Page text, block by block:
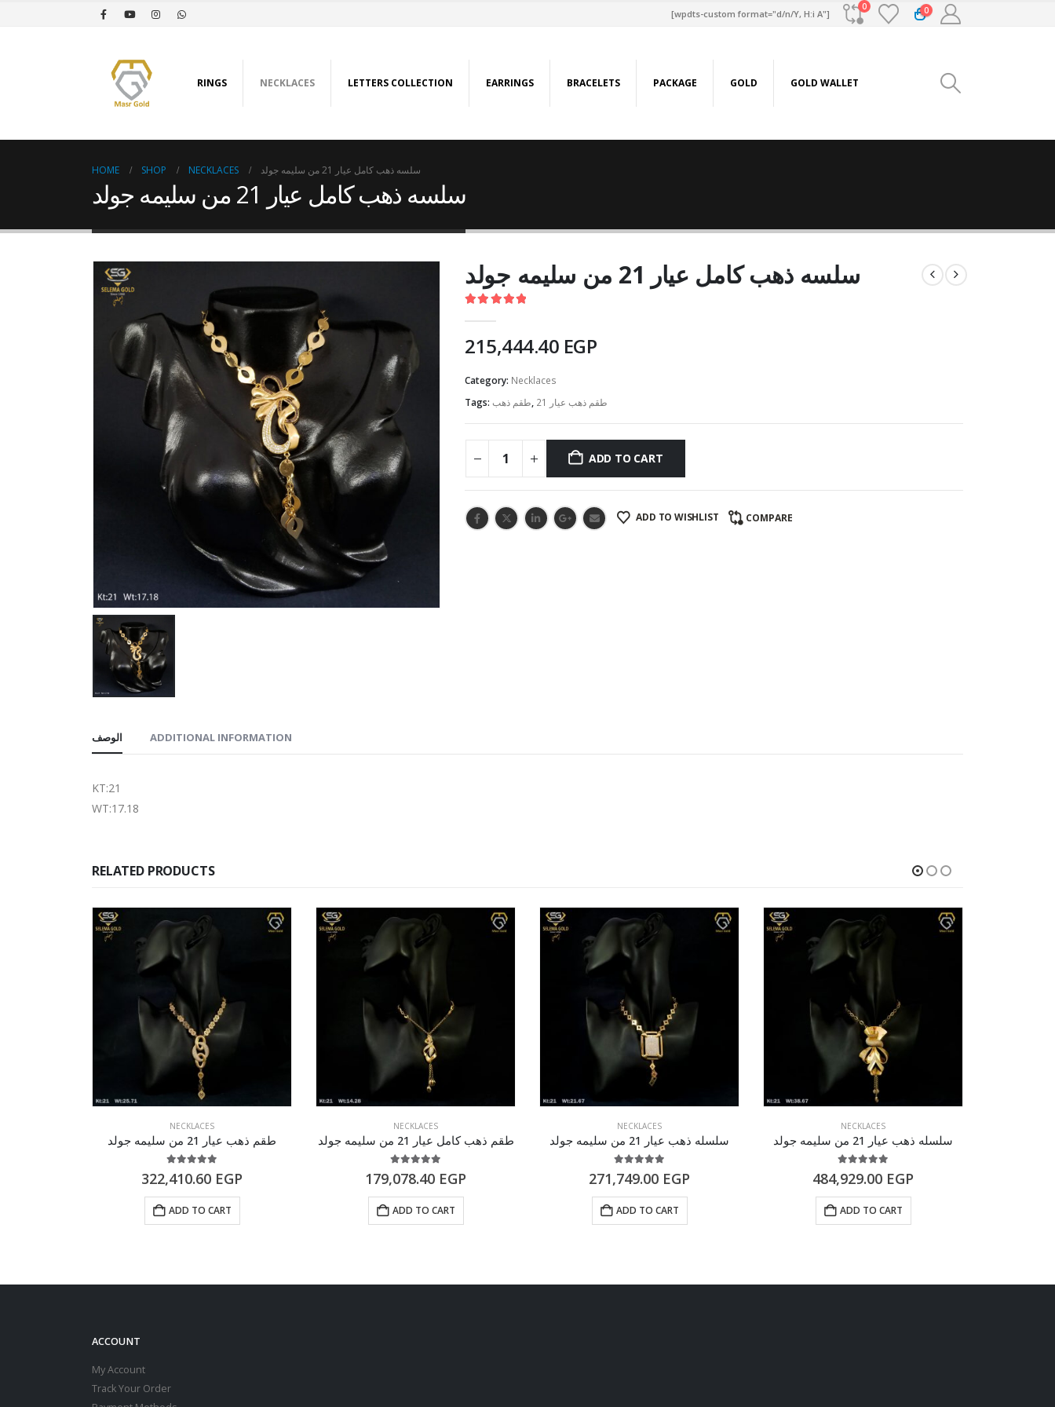
[wpdts-custom format="d/n/Y, H:i A"]
0 0
RINGS NECKLACES LETTERS COLLECTION EARRINGS BRACELETS PACKAGE GOLD GOLD WALLET
HOME SHOP NECKLACES سلسه ذهب كامل عيار 21 من سليمه جولد
سلسه ذهب كامل عيار 21 من سليمه جولد
سلسه ذهب كامل عيار 21 من سليمه جولد
215,444.40 EGP
Category: Necklaces
Tags: طقم ذهب, طقم ذهب عيار 21
ADD TO CART
ADD TO WISHLIST COMPARE
الوصف ADDITIONAL INFORMATION
KT:21
WT:17.18
RELATED PRODUCTS
NECKLACES
طقم ذهب عيار 21 من سليمه جولد
322,410.60 EGP
ADD TO CART
NECKLACES
طقم ذهب كامل عيار 21 من سليمه جولد
179,078.40 EGP
ADD TO CART
NECKLACES
سلسله ذهب عيار 21 من سليمه جولد
271,749.00 EGP
ADD TO CART
NECKLACES
سلسله ذهب عيار 21 من سليمه جولد
484,929.00 EGP
ADD TO CART
ACCOUNT
My Account
Track Your Order